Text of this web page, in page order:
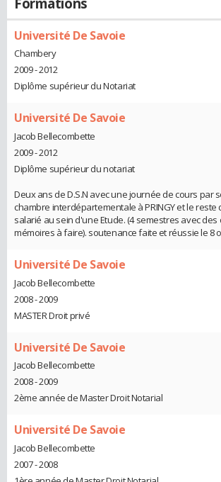
Université De Savoie
Chambery
2009 - 2012
Diplôme supérieur du Notariat
Université De Savoie
Jacob Bellecombette
2009 - 2012
Diplôme supérieur du notariat
Deux ans de D.S.N avec une journée de cours par
chambre interdépartementale à PRINGY et le reste
salarié au sein d'une Etude. (4 semestres avec
mémoires à faire). soutenance faite et réussie le 8
Université De Savoie
Jacob Bellecombette
2008 - 2009
MASTER Droit privé
Université De Savoie
Jacob Bellecombette
2008 - 2009
2ème année de Master Droit Notarial
Université De Savoie
Jacob Bellecombette
2007 - 2008